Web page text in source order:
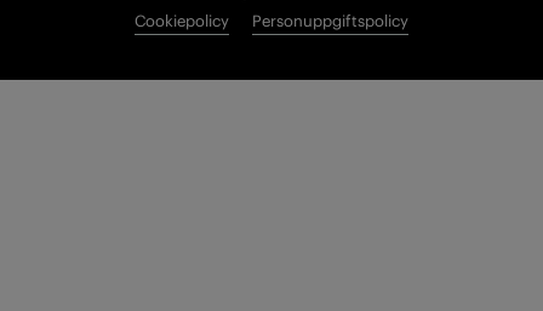
Cookiepolicy
Personuppgiftspolicy